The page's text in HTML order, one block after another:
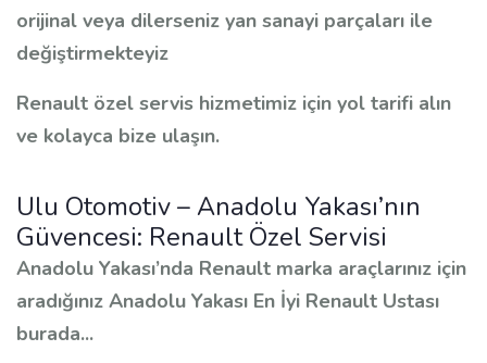
orijinal veya dilerseniz yan sanayi parçaları ile
değiştirmekteyiz
Renault özel servis hizmetimiz için yol tarifi alın
ve kolayca bize ulaşın.
Ulu Otomotiv – Anadolu Yakası’nın
Güvencesi: Renault Özel Servisi
Anadolu Yakası’nda Renault marka araçlarınız için
aradığınız Anadolu Yakası En İyi Renault Ustası
burada...